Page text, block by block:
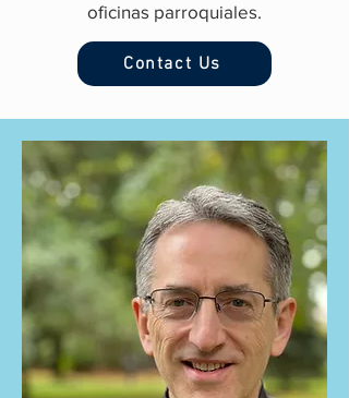
oficinas parroquiales.
Contact Us